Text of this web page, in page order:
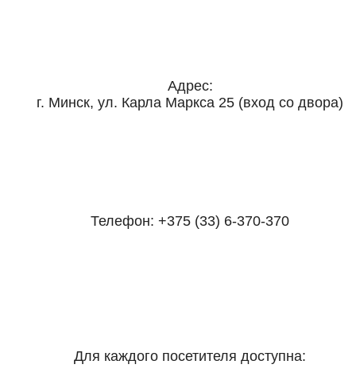
Адрес:
г. Минск, ул. Карла Маркса 25 (вход со двора)
Телефон: +375 (33) 6-370-370
Для каждого посетителя доступна: